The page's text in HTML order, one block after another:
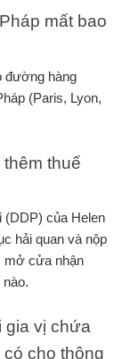
mất bao
đường hàng
(Paris, Lyon,
thuế
(DDP) của Helen
hải quan và nộp
mở cửa nhận
gia vị chứa
cho thông